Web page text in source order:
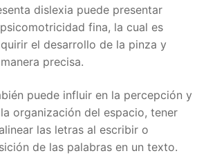
dislexia puede presentar
fina, la cual es
el desarrollo de la pinza y
precisa.
puede influir en la percepción y
organización del espacio, tener
las letras al escribir o
de las palabras en un texto.